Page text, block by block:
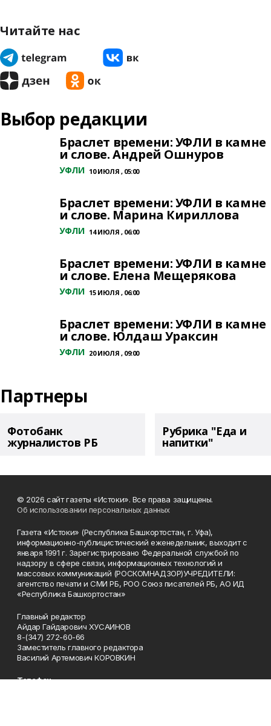
Читайте нас
Выбор редакции
Браслет времени: УФЛИ в камне
и слове. Андрей Ошнуров
УФЛИ 10 ИЮЛЯ , 05:00
Браслет времени: УФЛИ в камне
и слове. Марина Кириллова
УФЛИ 14 ИЮЛЯ , 06:00
Браслет времени: УФЛИ в камне
и слове. Елена Мещерякова
УФЛИ 15 ИЮЛЯ , 06:00
Браслет времени: УФЛИ в камне
и слове. Юлдаш Ураксин
УФЛИ 20 ИЮЛЯ , 09:00
Партнеры
Фотобанк
журналистов РБ
Рубрика "Еда и
напитки"
© 2026 сайт газеты «Истоки». Все права защищены.
Об использовании персональных данных
Газета «Истоки» (Республика Башкортостан, г. Уфа),
информационно-публицистический еженедельник, выходит с
января 1991 г. Зарегистрировано Федеральной службой по
надзору в сфере связи, информационных технологий и
массовых коммуникаций (РОСКОМНАДЗОР)УЧРЕДИТЕЛИ:
агентство печати и СМИ РБ, РОО Союз писателей РБ, АО ИД
«Республика Башкортостан»
Главный редактор
Айдар Гайдарович ХУСАИНОВ
8-(347) 272-60-66
Заместитель главного редактора
Василий Артемович КОРОВКИН
Телефон